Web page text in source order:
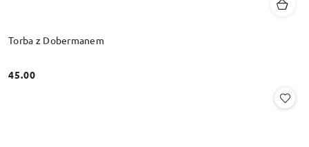
Torba z Dobermanem
Cena:
45.00